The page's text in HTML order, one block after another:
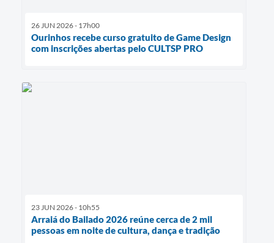
26 JUN 2026 - 17h00
Ourinhos recebe curso gratuito de Game Design
com inscrições abertas pelo CULTSP PRO
23 JUN 2026 - 10h55
Arraiá do Bailado 2026 reúne cerca de 2 mil
pessoas em noite de cultura, dança e tradição